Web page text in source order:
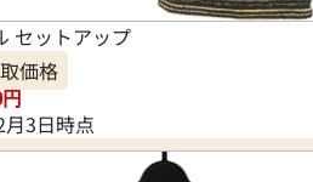
セットアップ
価格
円
3日時点